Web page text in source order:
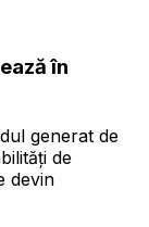
în
generat de
de
devin